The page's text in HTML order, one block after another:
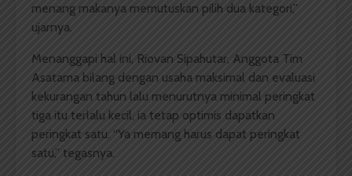
menang makanya memutuskan pilih dua kategori,”
ujarnya.
Menanggapi hal ini, Riovan Sipahutar, Anggota Tim
Asatama bilang dengan usaha maksimal dan evaluasi
kekurangan tahun lalu menurutnya minimal peringkat
tiga itu terlalu kecil, ia tetap optimis dapatkan
peringkat satu. “Ya memang harus dapat peringkat
satu,” tegasnya.